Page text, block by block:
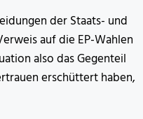
der Staats- und
auf die EP-Wahlen
also das Gegenteil
erschüttert haben,